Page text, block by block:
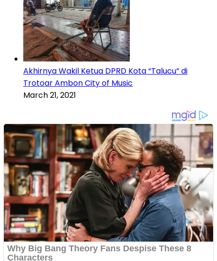
Akhirnya Wakil Ketua DPRD Kota “Talucu” di
Trotoar Ambon City of Music
March 21, 2021